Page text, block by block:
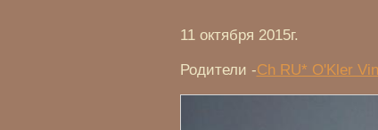
11 октября 2015г.
Родители -Ch RU* O'Kler